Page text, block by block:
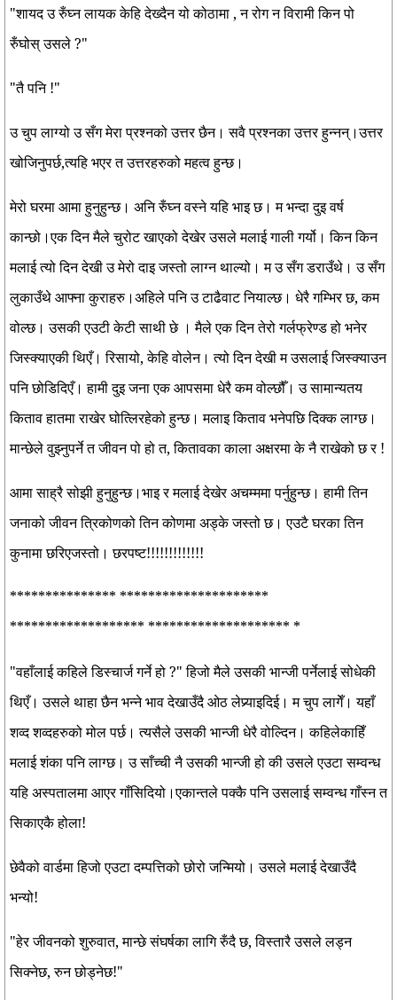
"शायद उ रुँघ्न लायक केहि देख्दैन यो कोठामा , न रोग न विरामी किन पो
रुँघोस् उसले ?"
"तै पनि !"
उ चुप लाग्यो उ सँग मेरा प्रश्नको उत्तर छैन। सवै प्रश्नका उत्तर हुन्नन्।उत्तर
खोजिनुपर्छ,त्यहि भएर त उत्तरहरुको महत्व हुन्छ।
मेरो घरमा आमा हुनुहुन्छ। अनि रुँघ्न वस्ने यहि भाइ छ। म भन्दा दुइ वर्ष
कान्छो।एक दिन मैले चुरोट खाएको देखेर उसले मलाई गाली गर्यो। किन किन
मलाई त्यो दिन देखी उ मेरो दाइ जस्तो लाग्न थाल्यो। म उ सँग डराउँथे। उ सँग
लुकाउँथे आफ्ना कुराहरु।अहिले पनि उ टाढैवाट नियाल्छ। धेरै गम्भिर छ, कम
वोल्छ। उसकी एउटी केटी साथी छे । मैले एक दिन तेरो गर्लफ्रेण्ड हो भनेर
जिस्क्याएकी थिएँ। रिसायो, केहि वोलेन। त्यो दिन देखी म उसलाई जिस्क्याउन
पनि छोडिदिएँ। हामी दुइ जना एक आपसमा धेरै कम वोल्छौँ। उ सामान्यतय
किताव हातमा राखेर घोत्लिरहेको हुन्छ। मलाइ किताव भनेपछि दिक्क लाग्छ।
मान्छेले वुझ्नुपर्ने त जीवन पो हो त, कितावका काला अक्षरमा के नै राखेको छ र !
आमा साह्रै सोझी हुनुहुन्छ।भाइ र मलाई देखेर अचम्ममा पर्नुहुन्छ। हामी तिन
जनाको जीवन त्रिकोणको तिन कोणमा अड्के जस्तो छ। एउटै घरका तिन
कुनामा छरिएजस्तो। छरपष्ट!!!!!!!!!!!!!
*************** *********************
******************* ******************** *
"वहाँलाई कहिले डिस्चार्ज गर्ने हो ?" हिजो मैले उसकी भान्जी पर्नेलाई सोधेकी
थिएँ। उसले थाहा छैन भन्ने भाव देखाउँदै ओठ लेप्र्याइदिई। म चुप लागेँ। यहाँ
शव्द शव्दहरुको मोल पर्छ। त्यसैले उसकी भान्जी धेरै वोल्दिन। कहिलेकाहिँ
मलाई शंका पनि लाग्छ। उ साँच्ची नै उसकी भान्जी हो की उसले एउटा सम्वन्ध
यहि अस्पतालमा आएर गाँसिदियो।एकान्तले पक्कै पनि उसलाई सम्वन्ध गाँस्न त
सिकाएकै होला!
छेवैको वार्डमा हिजो एउटा दम्पत्तिको छोरो जन्मियो। उसले मलाई देखाउँदै
भन्यो!
"हेर जीवनको शुरुवात, मान्छे संघर्षका लागि रुँदै छ, विस्तारै उसले लड्न
सिक्नेछ, रुन छोड्नेछ!"